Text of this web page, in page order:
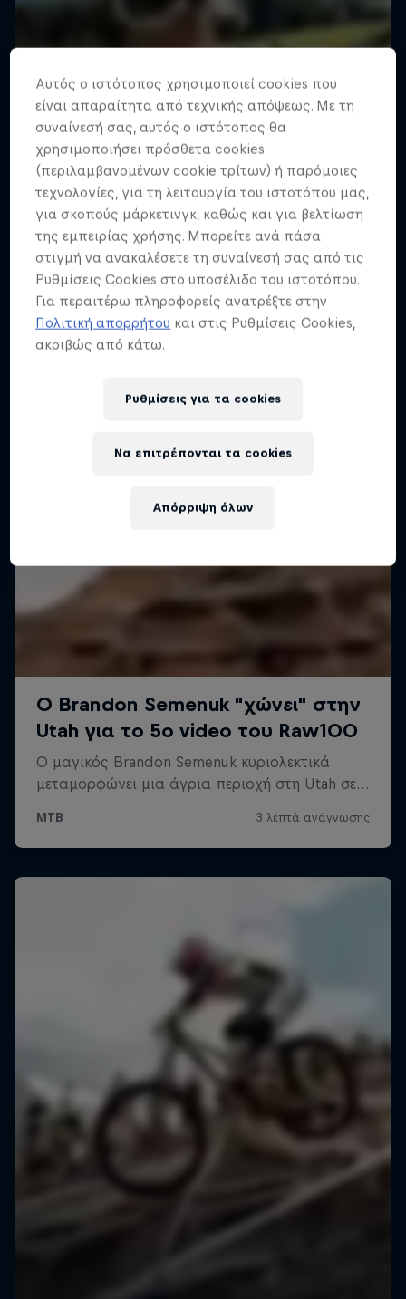
Αυτός ο ιστότοπος χρησιμοποιεί cookies που
είναι απαραίτητα από τεχνικής απόψεως. Με τη
συναίνεσή σας, αυτός ο ιστότοπος θα
χρησιμοποιήσει πρόσθετα cookies
(περιλαμβανομένων cookie τρίτων) ή παρόμοιες
τεχνολογίες, για τη λειτουργία του ιστοτόπου μας,
για σκοπούς μάρκετινγκ, καθώς και για βελτίωση
της εμπειρίας χρήσης. Μπορείτε ανά πάσα
στιγμή να ανακαλέσετε τη συναίνεσή σας από τις
Ρυθμίσεις Cookies στο υποσέλιδο του ιστοτόπου.
Για περαιτέρω πληροφορείς ανατρέξτε στην
Πολιτική απορρήτου και στις Ρυθμίσεις Cookies,
ακριβώς από κάτω.
Ρυθμίσεις για τα cookies
Απόρριψη όλων
Να επιτρέπονται τα cookies